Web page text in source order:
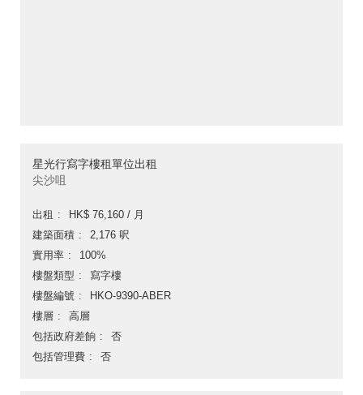
星光行寫字樓租單位出租
尖沙咀
出租
HK$ 76,160 / 月
建築面積
2,176 呎
實用率
100%
樓盤類型
寫字樓
樓盤編號
HKO-9390-ABER
樓層
高層
包括政府差餉
否
包括管理費
否